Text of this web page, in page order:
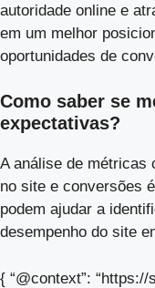
autoridade online e
em um melhor
oportunidades de
Como saber se
expectativas?
A análise de métricas
no site e conversões
podem ajudar a
desempenho do site
{ “@context”: “https://